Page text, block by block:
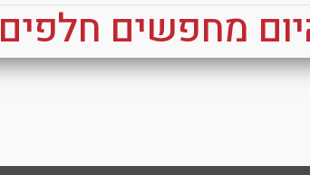
מחפשים חלפים